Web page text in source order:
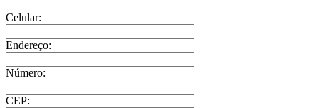
Celular:
Endereço:
Número:
CEP: